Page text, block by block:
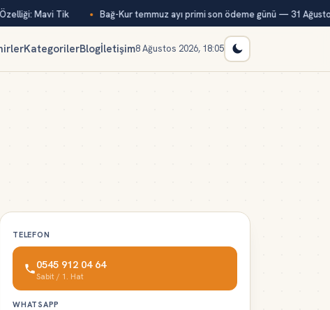
Mavi Tik Bağ-Kur temmuz ayı primi son ödeme günü — 31 Ağustos
KategorilerBlogİletişim8 Ağustos 2026, 18:05
TELEFON
0545 912 04 64
Sabit / 1. Hat
WHATSAPP